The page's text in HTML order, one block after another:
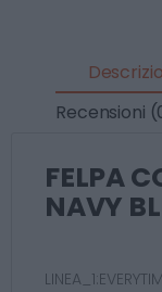
Recensioni
FELPA
NAVY